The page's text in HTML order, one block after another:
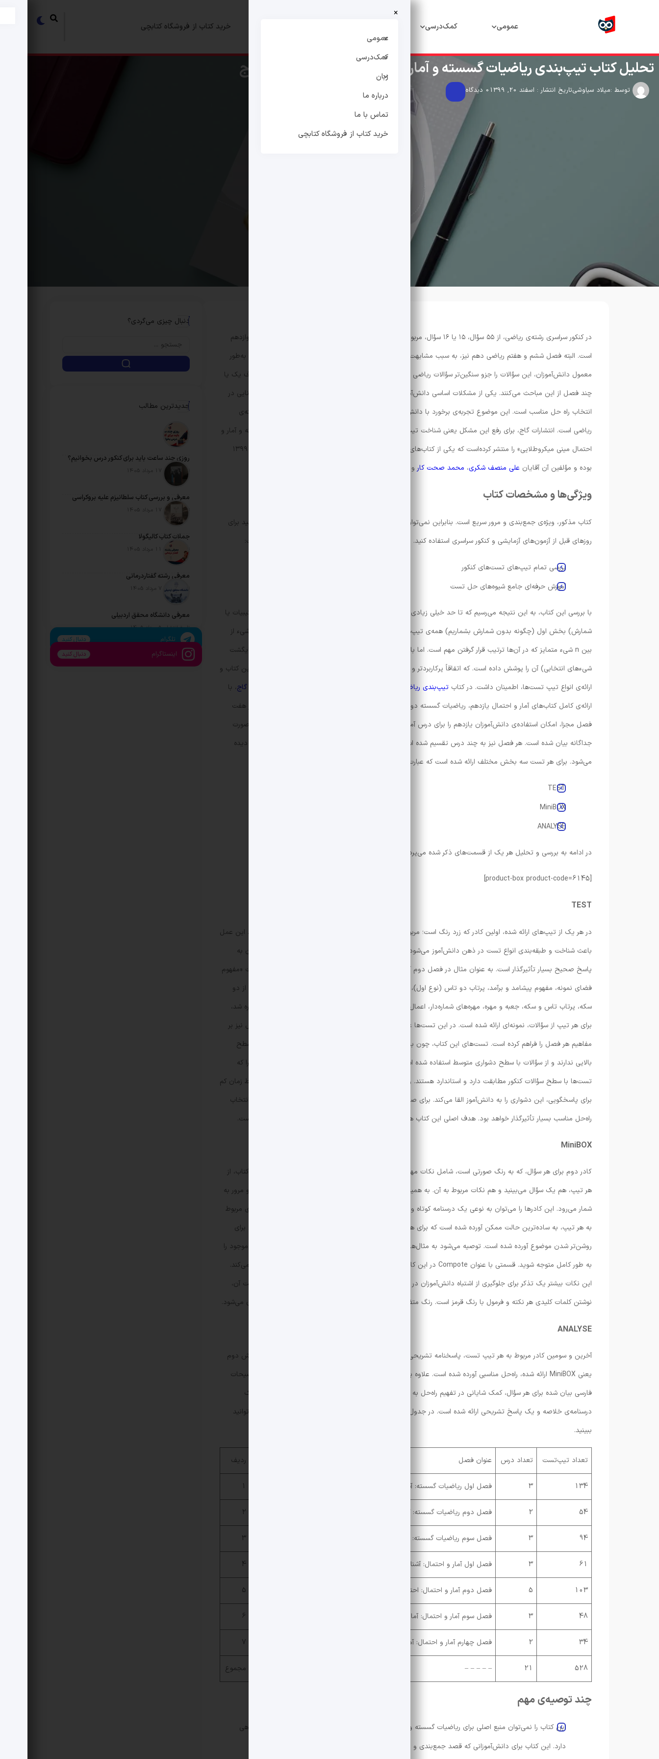
عمومی کمک‌درسی خرید کتاب از فروشگاه کتابچی
×
عمومی
کمک‌درسی
زبان
درباره ما
تماس با ما
خرید کتاب از فروشگاه کتابچی
تحلیل کتاب تیپ‌بندی ریاضیات گسسته و آمار و احتمال کنکور از انتشارات گاج
توسط :میلاد سیاوشیتاریخ انتشار : اسفند 20, 1399 0 دیدگاه
در کنکور سراسری رشته‌ی ریاضی، از ۵۵ سؤال، ۱۵ یا ۱۶ سؤال، مربوط به دو درس آمار و احتمال یازدهم و ریاضیات گسسته دوازدهم
است. البته فصل ششم و هفتم ریاضی دهم نیز، به سبب مشابهت زیاد به این مباحث، جزئی از این دسته محسوب می‌شود. به‌طور
معمول دانش‌آموزان، این سؤالات را جزو سنگین‌تر سؤالات ریاضی رشته‌ی ریاضی می‌دانند و حتی برخی از آنان، اقدام به حذف یک یا
چند فصل از این مباحث می‌کنند. یکی از مشکلات اساسی دانش‌آموزان در این دروس، عدم تشخیص تیپ سؤال و عدم توانایی در
انتخاب راه‌ حل مناسب است. این موضوع تجربه‌ی برخورد با دانش‌آموزان و تدریس این مباحث به دانش‌آموزان کنکوری رشته‌ی
ریاضی است. انتشارات گاج، برای رفع این مشکل یعنی شناخت تیپ سؤالات، کتابی را تحت عنوان «تیپ‌بندی ریاضیات گسسته و آمار و
احتمال مینی میکروطلایی» را منتشر کرده‌است که یکی از کتاب‌های فوق‌العاده از این جهت محسوب می‌شود. این کتاب چاپ ۱۳۹۹
بوده و مؤلفین آن آقایان علی منصف شکری، محمد صحت کار و
ویژگی‌ها و مشخصات کتاب
کتاب مذکور، ویژه‌ی جمع‌بندی و مرور سریع است. بنابراین نمی‌توان آن را منبع اصلی برای این دروس تلقی کرد. از آن می‌توانید برای
روز‌های قبل از آزمون‌های آزمایشی و کنکور سراسری استفاده کنید. رویکرد تألیف این کتاب از نظر مؤلفین، بر دو اصل زیر است:
بررسی تمام تیپ‌های تست‌های کنکور
آموزش حرفه‌ای جامع شیوه‌های حل تست
با بررسی این کتاب، به این نتیجه می‌رسیم که تا حد خیلی زیادی در این امر موفق بوده است. برای مثال در فصل سوم (ترکیبیات یا
شمارش) بخش اول (چگونه بدون شمارش بشماریم) همه‌ی تیپ‌های مختلف، ارائه شده است به‌جز فرمول جایگشت‌های r شیء از
بین n شیء متمایز که در آن‌ها ترتیب قرار گرفتن مهم است. اما با ارائه‌ی این فرمول به روش دیگر (فرمول ترکیب، سپس جایگشت
شیءهای انتخابی) آن را پوشش داده است. که اتفاقاً پرکاربردتر و بهتر از روش اصلی است. بنابراین می‌توان در کامل بودن این کتاب و
ارائه‌ی انواع تیپ تست‌‌ها، اطمینان داشت. در کتاب تیپ‌بندی ریاضیات گسسته و آمار و احتمال مینی میکرو طلایی انتشارات گاج، با
ارائه‌ی کامل کتاب‌های آمار و احتمال یازدهم، ریاضیات گسسته دوازدهم و همچنین فصل‌های ششم و هفتم ریاضی دهم، در هفت
فصل مجزا، امکان استفاده‌ی دانش‌آموزان یازدهم را برای درس آمار و احتمال، فراهم کرده است. زیرا مباحث این کتاب‌ها به صورت
جداگانه بیان شده است. هر فصل نیز به چند درس تقسیم شده است. در مجموع این هفت فصل، ۵۲۸ تیپ تست مختلف دیده
می‌شود. برای هر تست سه بخش مختلف ارائه شده است که عبارت‌اند از:
TEST
MiniBOX
ANALYSE
در ادامه به بررسی و تحلیل هر یک از قسمت‌های ذکر شده می‌پردازیم.
[product-box product-code=6145]
TEST
در هر یک از تیپ‌های ارائه شده، اولین کادر که زرد رنگ است؛ مربوط به تست است. در این مورد، عنوان تیپ ذکر شده است. این عمل
باعث شناخت و طبقه‌بندی انواع تست در ذهن دانش‌آموز می‌شود. شناخت تست‌ها، در انتخاب راه‌حل مناسب برای به رسیدن به
پاسخ صحیح بسیار تأثیرگذار است. به عنوان مثال در فصل دوم آمار و احتمال، با عنوان «احتمال» عناوین تست‌ها به صورت «مفهوم
فضای نمونه، مفهوم پیشامد و برآمد، پرتاب دو تاس (نوع اول)، مجموع دو تاس، پرتاب دو تاس (نوع دوم)، پرتاب بیش از دو
سکه، پرتاب تاس و سکه، جعبه و مهره، مهره‌های شماره‌دار، اعمال بر روی پیشامدها و …» است. همان‌طور که در بالا نیز اشاره شد،
برای هر تیپ از سؤالات، نمونه‌ای ارائه شده است. در این تست‌ها علاوه بر دیدن انواع تیپ‌های موجود، امکان یک مرور کامل نیز بر
مفاهیم هر فصل را فراهم کرده است. تست‌های این کتاب، چون با هدف آشنایی با تیپ تست‌های مختلف ارائه شده است، سطح
بالایی ندارند و از سؤالات با سطح دشواری متوسط استفاده شده است. که این را می‌توان از نقاط قوت کتاب محسوب کرد. چرا که
تست‌ها با سطح سؤالات کنکور مطابقت دارد و استاندارد هستند. واقعیت این است که سطح سؤالات کنکور، دشوار نیست فقط زمان کم
برای پاسخگویی، این دشواری را به دانش‌آموز القا می‌کند. برای صرف زمان کمتر جهت حل سؤال، شناخت انواع تیپ‌ها برای انتخاب
راه‌حل مناسب بسیار تأثیرگذار خواهد بود. هدف اصلی این کتاب هم، دقیقاً شناخت تست و انتخاب راه‌حل مناسب برای آن است.
MiniBOX
کادر دوم برای هر سؤال، که به رنگ صورتی است، شامل نکات مهم و فرمول‌های مربوط به آن تیپ است. یعنی شما در این کتاب، از
هر تیپ، هم یک سؤال می‌بینید و هم نکات مربوط به آن. به همین دلیل است که این کتاب، منبعی مناسب برای جمع‌بندی و مرور به
شمار می‌رود. این کادرها را می‌توان به نوعی یک درسنامه کوتاه و خلاصه دانست. در این کادرها، چند نکته مهم و فرمول‌های مربوط
به هر تیپ، به ساده‌ترین حالت ممکن آورده شده است که برای همه‌ی دانش‌آموزان قابل فهم باشد. در برخی نیز، مثال‌هایی برای
روشن‌تر شدن موضوع آورده شده است. توصیه می‌شود به مثال‌های درون MiniBOX، توجه ویژه‌ای داشته باشید که مفاهیم موجود را
به طور کامل متوجه شوید. قسمتی با عنوان Compote در این کادرها دیده می‌شود که نکات جالبی را به دانش‌آموز گوشزد می‌کند.
این نکات بیشتر یک تذکر برای جلوگیری از اشتباه دانش‌آموزان در حل سؤالات محسوب می‌شود. یکی دیگر از ویژگی‌های مثبت آن،
نوشتن کلمات کلیدی هر نکته و فرمول با رنگ قرمز است. رنگ متفاوت، ناخودآگاه باعث توجه و دقت بیشتر دانش‌آموز به آن می‌شود.
ANALYSE
آخرین و سومین کادر مربوط به هر تیپ تست، پاسخنامه تشریحی آن است. در این پاسخنامه با استفاده از نکاتی که در بخش دوم
یعنی MiniBOX ارائه شده، راه‌حل مناسبی آورده شده است. علاوه بر آن، کلید هر سؤال در زیر این قسمت درج شده است. توضیحات
فارسی بیان شده برای هر سؤال، کمک شایانی در تفهیم راه‌حل به دانش‌آموز می‌کند. به طور کلی برای هر تیپ، یک تست، یک
درسنامه‌ی خلاصه و یک پاسخ تشریحی ارائه شده است. در جدول زیر کمیت درس‌ها و تیپ‌تست‌های موجود در کتاب را می‌توانید
ببینید.
تعداد تیپ‌تست تعداد درس عنوان فصل ردیف
134
3 فصل اول ریاضیات گسسته: آشنایی با نظریه‌ی اعداد 1
54
2 فصل دوم ریاضیات گسسته: گراف و مدلسازی 2
94
3 فصل سوم ریاضیات گسسته: ترکیبیات (شمارش) به همراه فصل ششم ریاضی دهم 3
61
3 فصل اول آمار و احتمال: آشنایی با مبانی ریاضیات 4
103
5 فصل دوم آمار و احتمال: احتمال همراه با فصل هفتم ریاضی دهم 5
48
3 فصل سوم آمار و احتمال: آمار توصیفی 6
34
2 فصل چهارم آمار و احتمال: آمار استنباطی 7
528
21
– – – – – مجموع
چند توصیه‌ی مهم
این کتاب را نمی‌توان منبع اصلی برای ریاضیات گسسته و آمار و احتمال در نظر گرفت. زیرا درسنامه‌ی خلاصه و کوتاهی
دارد. این کتاب برای دانش‌آموزانی که قصد جمع‌بندی و مرور سریع دارند بسیار کاربردی است.
دنبال چیزی می‌گردی؟
جدیدترین مطالب
روزی چند ساعت باید برای کنکور درس بخوانیم؟
تاریخ انتشار: 17 مرداد 1405
معرفی و بررسی کتاب سلطانیزم علیه بروکراسی
تاریخ انتشار: 17 مرداد 1405
جملات کتاب کالیگولا
تاریخ انتشار: 11 مرداد 1405
معرفی رشته گفتاردرمانی
تاریخ انتشار: 7 مرداد 1405
معرفی دانشگاه محقق اردبیلی
تاریخ انتشار: 5 مرداد 1405
تلگرام دنبال کنید
اینستاگرام دنبال کنید